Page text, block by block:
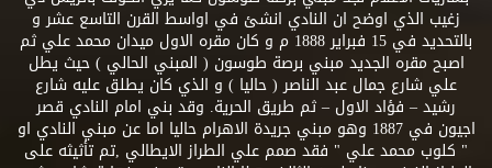
زغيب الذي اوضح ان النادي انشئ في اواسط القرن التاسع عشر و
بالتحديد في 15 فبراير 1888 م و كان مقره الاول ميدان محمد علي ثم
اصبح مقره الجديد مبني برصة طوسون ( المبني الحالي ) حيث يطل
علي شارع جمال عبد الناصر ( حاليا ) و الذي كان يطلق عليه شارع
رشيد – فؤاد الاول – ثم طريق الحرية. وقد بني امام النادي قصر
اجيون في 1887 وهو مبني جريدة الاهرام حاليا اما عن مبني النادي او
" كلوب محمد علي " فقد صمم علي الطراز الايطالي ,تم تأثيثه على